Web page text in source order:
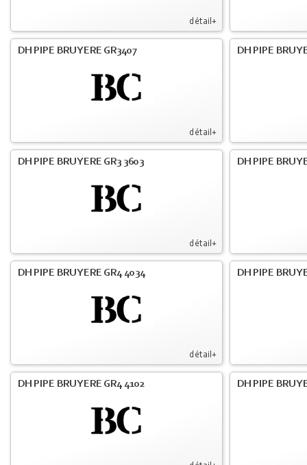
détail+
détail+
DH PIPE BRUYERE GR3407 DH PIPE
détail+
DH PIPE BRUYERE GR3 3603 DH PIPE
détail+
DH PIPE BRUYERE GR4 4034 DH PIPE
DH PIPE BRUYERE GR4 4102 DH PIPE